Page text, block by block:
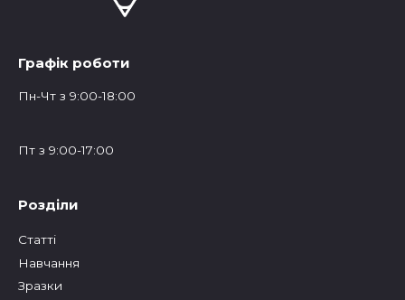
Графік роботи
Пн-Чт з 9:00-18:00
Пт з 9:00-17:00
Розділи
Статтi
Навчання
Зразки